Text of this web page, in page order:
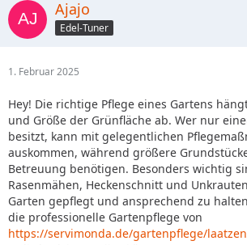
Ajajo
Edel-Tuner
1. Februar 2025
Hey! Die richtige Pflege eines Gartens
und Größe der Grünfläche ab. Wer nur
besitzt, kann mit gelegentlichen
auskommen, während größere
Betreuung benötigen. Besonders wichtig
Rasenmähen, Heckenschnitt und
Garten gepflegt und ansprechend zu
die professionelle Gartenpflege von
https://servimonda.de/gartenpflege/